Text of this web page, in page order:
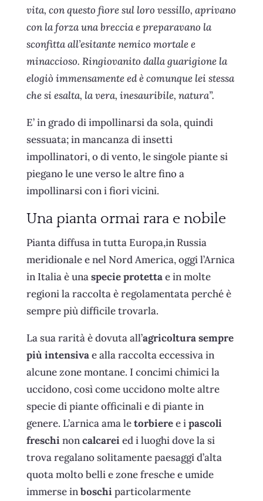
vita, con questo fiore sul loro vessillo, aprivano
con la forza una breccia e preparavano la
sconfitta all’esitante nemico mortale e
minaccioso. Ringiovanito dalla guarigione la
elogiò immensamente ed è comunque lei stessa
che si esalta, la vera, inesauribile, natura”.
E’ in grado di impollinarsi da sola, quindi
sessuata; in mancanza di insetti
impollinatori, o di vento, le singole piante si
piegano le une verso le altre fino a
impollinarsi con i fiori vicini.
Una pianta ormai rara e nobile
Pianta diffusa in tutta Europa,in Russia
meridionale e nel Nord America, oggi l’Arnica
in Italia è unaspecie protettae in molte
regioni la raccolta è regolamentata perché è
sempre più difficile trovarla.
La sua rarità è dovuta all’agricoltura sempre
più intensivae alla raccolta eccessiva in
alcune zone montane. I concimi chimici la
uccidono, così come uccidono molte altre
specie di piante officinali e di piante in
genere. L’arnica ama letorbieree ipascoli
freschinoncalcareied i luoghi dove la si
trova regalano solitamente paesaggi d’alta
quota molto belli e zone fresche e umide
immerse inboschiparticolarmente